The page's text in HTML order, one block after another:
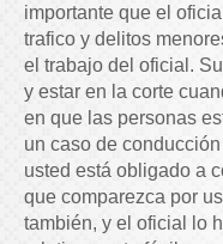
importante que el
trafico y delitos
el trabajo del oficial.
y estar en la corte
en que las personas
un caso de
usted está obligado a
que comparezca por
también, y el oficial lo